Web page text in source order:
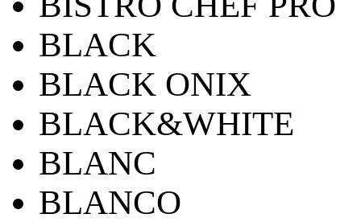
BLACK
BLACK ONIX
BLACK&WHITE
BLANC
BLANCO